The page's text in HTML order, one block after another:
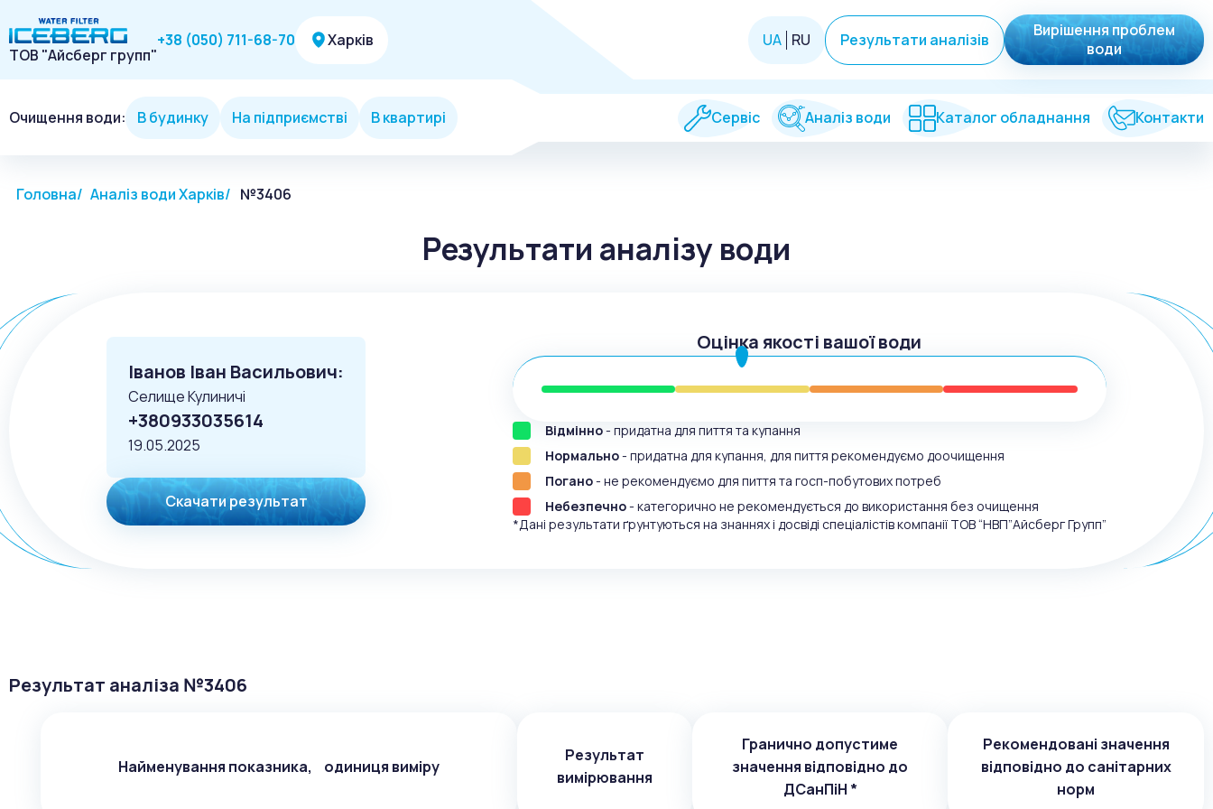
ТОВ "Айсберг групп"
+38 (050) 711-68-70 Харків UA RU Результати аналізів
Вирішення проблем
води
Очищення води: В будинку На підприємстві В квартирі Сервіс Аналіз води Каталог обладнання Контакти
Головна Аналіз води Харків №3406
Результати аналізу води
Іванов Іван Васильович:
Селище Кулиничі
+380933035614
19.05.2025
Скачати результат
Оцінка якості вашої води
Відмінно- придатна для пиття та купання
Нормально- придатна для купання, для пиття рекомендуємо доочищення
Погано- не рекомендуємо для пиття та госп-побутових потреб
Небезпечно- категорично не рекомендується до використання без очищення
*Дані результати ґрунтуються на знаннях і досвіді спеціалістів компанії ТОВ “НВП”Айсберг Групп”
Результат аналіза №3406
Найменування показника, одиниця виміру
Результат
вимірювання
Гранично допустиме
значення відповідно до
ДСанПіН *
Рекомендовані значення
відповідно до санітарних
норм